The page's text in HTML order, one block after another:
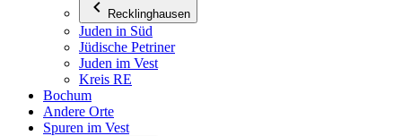
Recklinghausen
Juden in Süd
Jüdische Petriner
Juden im Vest
Kreis RE
Bochum
Andere Orte
Spuren im Vest